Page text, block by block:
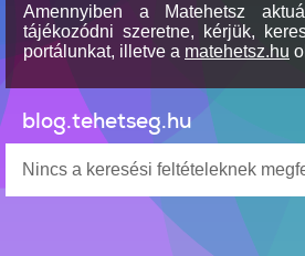
Amennyiben a Matehetsz
tájékozódni szeretne, kérjük,
portálunkat, illetve a matehetsz.hu
blog.tehetseg.hu
Nincs a keresési feltételeknek